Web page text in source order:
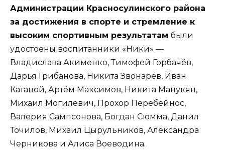
Администрации Красносулинского района
за достижения в спорте и стремление к
высоким спортивным результатам были
удостоены воспитанники «Ники» —
Владислава Акименко, Тимофей Горбачёв,
Дарья Грибанова, Никита Звонарёв, Иван
Катаной, Артём Максимов, Никита Манукян,
Михаил Могилевич, Прохор Перебейнос,
Валерия Сампсонова, Богдан Сюмма, Данил
Точилов, Михаил Цырульников, Александра
Черникова и Алиса Воеводина.